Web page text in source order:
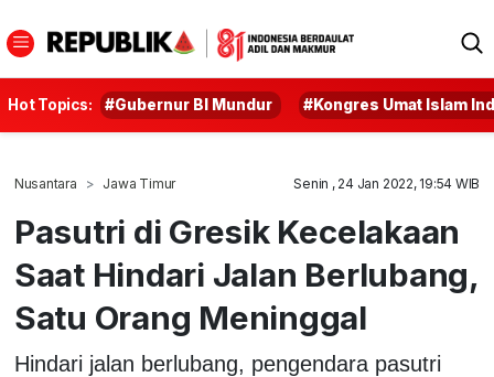
Hot Topics: #Gubernur BI Mundur #Kongres Umat Islam
Nusantara Jawa Timur Senin , 24 Jan 2022, 19:54 WIB
Pasutri di Gresik Kecelakaan
Saat Hindari Jalan Berlubang,
Satu Orang Meninggal
Hindari jalan berlubang, pengendara pasutri